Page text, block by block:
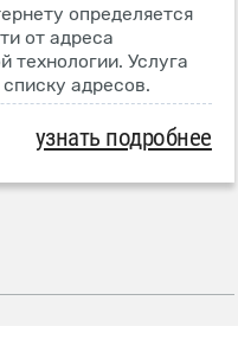
определяется
от адреса
технологии. Услуга
адресов.
узнать подробнее